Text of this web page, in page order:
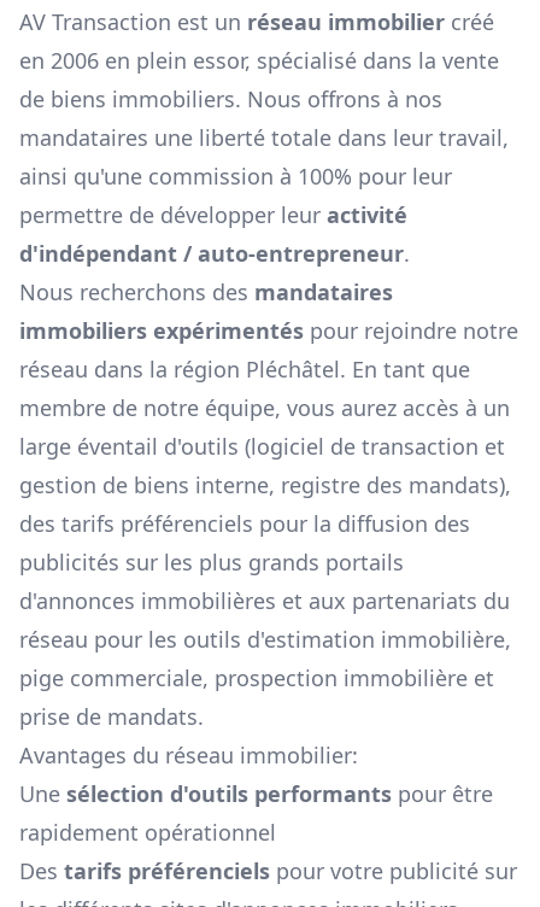
AV Transaction est un réseau immobilier créé
en 2006 en plein essor, spécialisé dans la vente
de biens immobiliers. Nous offrons à nos
mandataires une liberté totale dans leur travail,
ainsi qu'une commission à 100% pour leur
permettre de développer leur activité
d'indépendant / auto-entrepreneur.
Nous recherchons des mandataires
immobiliers expérimentés pour rejoindre notre
réseau dans la région Pléchâtel. En tant que
membre de notre équipe, vous aurez accès à un
large éventail d'outils (logiciel de transaction et
gestion de biens interne, registre des mandats),
des tarifs préférenciels pour la diffusion des
publicités sur les plus grands portails
d'annonces immobilières et aux partenariats du
réseau pour les outils d'estimation immobilière,
pige commerciale, prospection immobilière et
prise de mandats.
Avantages du réseau immobilier:
Une sélection d'outils performants pour être
rapidement opérationnel
Des tarifs préférenciels pour votre publicité sur